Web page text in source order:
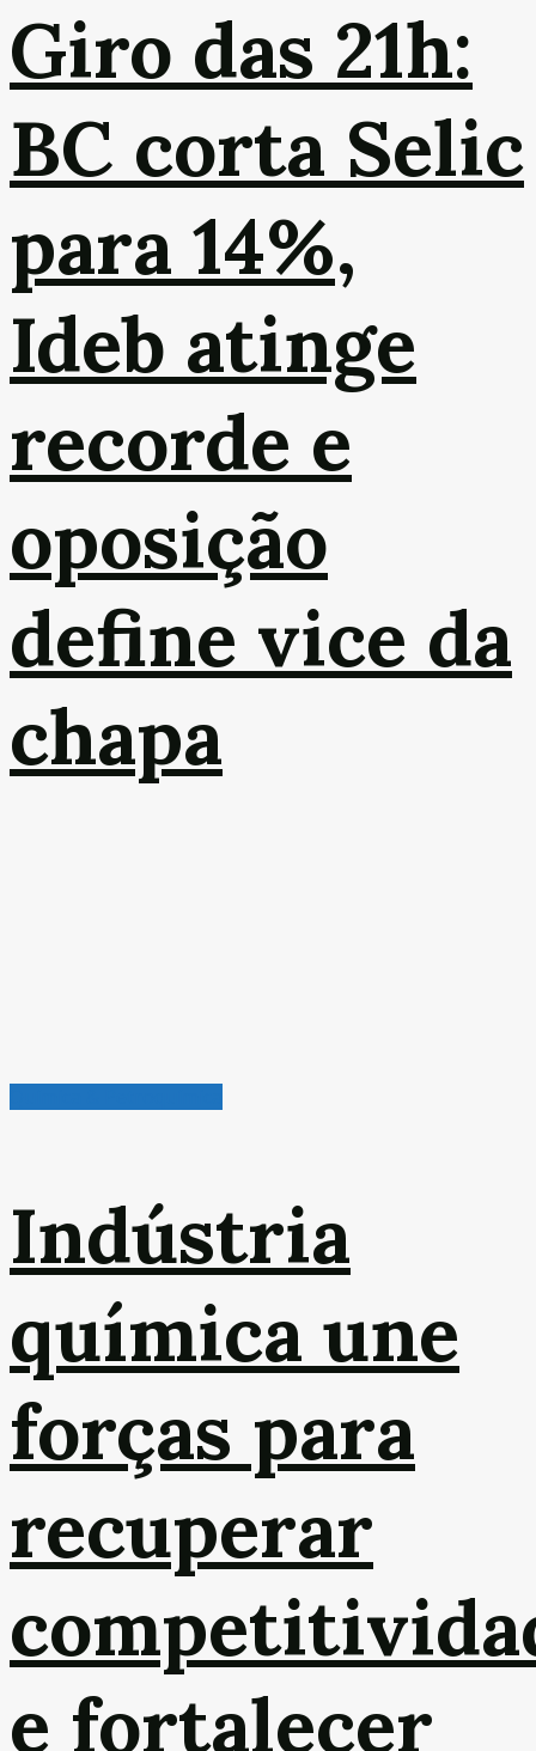
Giro das 21h:
BC corta Selic
para 14%,
Ideb atinge
recorde e
oposição
define vice da
chapa
Indústria
química une
forças para
recuperar
e fortalecer